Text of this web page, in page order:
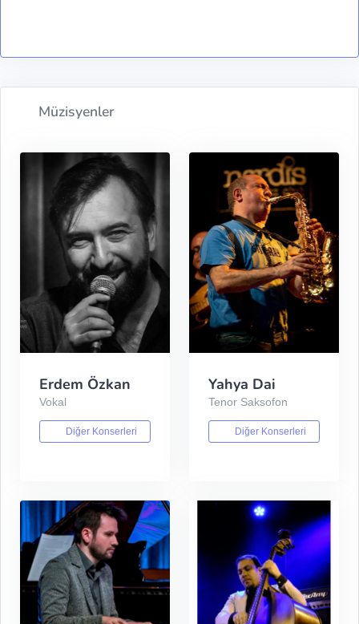
Müzisyenler
Erdem Özkan
Vokal
Diğer Konserleri
Yahya Dai
Tenor Saksofon
Diğer Konserleri